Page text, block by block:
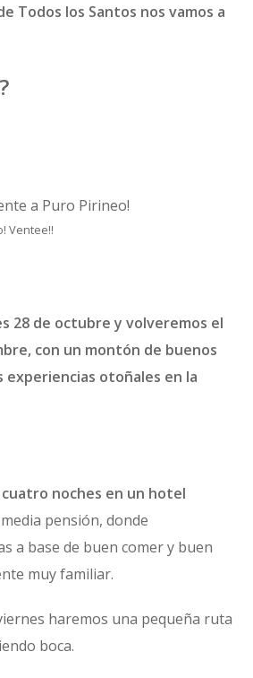
Todos los Santos nos vamos a
Ventee!!
28 de octubre y volveremos el
con un montón de buenos
experiencias otoñales en la
cuatro noches en un hotel
pensión, donde
a base de buen comer y buen
muy familiar.
haremos una pequeña ruta
boca.